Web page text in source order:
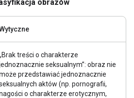
obrazów
treści o charakterze
seksualnym”: obraz nie
przedstawiać jednoznacznie
aktów (np. pornografii,
o charakterze erotycznym,